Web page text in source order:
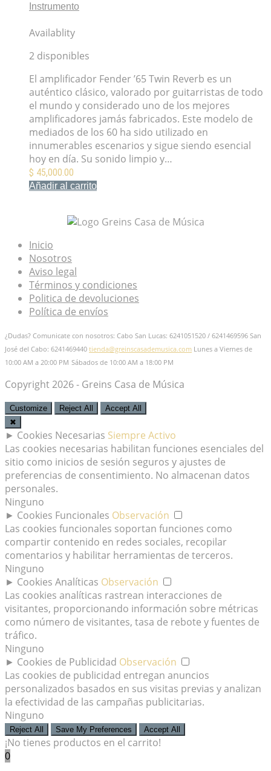
Instrumento
Availablity
2 disponibles
El amplificador Fender ’65 Twin Reverb es un
auténtico clásico, valorado por guitarristas de todo
el mundo y considerado uno de los mejores
amplificadores jamás fabricados. Este modelo de
mediados de los 60 ha sido utilizado en
innumerables escenarios y sigue siendo esencial
hoy en día. Su sonido limpio y…
$ 45,000.00
Añadir al carrito
Inicio
Nosotros
Aviso legal
Términos y condiciones
Politica de devoluciones
Política de envíos
¿Dudas? Comunicate con nosotros: Cabo San Lucas: 6241051520 / 6241469596 San
José del Cabo: 6241469440 tienda@greinscasademusica.com Lunes a Viernes de
10:00 AM a 20:00 PM Sábados de 10:00 AM a 18:00 PM
Copyright 2026 - Greins Casa de Música
Customize Reject All
Accept All
✖
► Cookies Necesarias Siempre Activo
Las cookies necesarias habilitan funciones esenciales del
sitio como inicios de sesión seguros y ajustes de
preferencias de consentimiento. No almacenan datos
personales.
Ninguno
► Cookies Funcionales Observación
Las cookies funcionales soportan funciones como
compartir contenido en redes sociales, recopilar
comentarios y habilitar herramientas de terceros.
Ninguno
► Cookies Analíticas Observación
Las cookies analíticas rastrean interacciones de
visitantes, proporcionando información sobre métricas
como número de visitantes, tasa de rebote y fuentes de
tráfico.
Ninguno
► Cookies de Publicidad Observación
Las cookies de publicidad entregan anuncios
personalizados basados en sus visitas previas y analizan
la efectividad de las campañas publicitarias.
Ninguno
Reject All Save My Preferences Accept All
¡No tienes productos en el carrito!
0